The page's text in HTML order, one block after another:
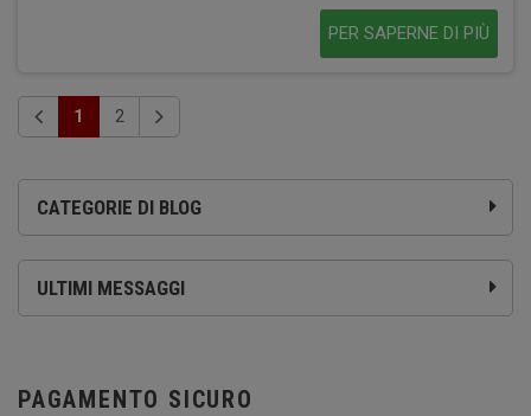
CATEGORIE DI BLOG
ULTIMI MESSAGGI
PER SAPERNE DI PIÙ
1 2
PAGAMENTO SICURO